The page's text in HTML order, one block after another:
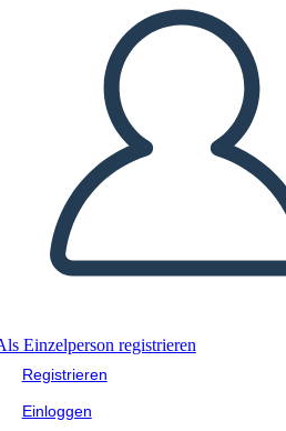
Einzelperson registrieren
Registrieren
Einloggen
SIE EIN STORYBOARD
ABSPIELEN
LIES MIR VOR